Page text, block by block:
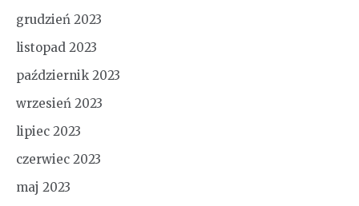
grudzień 2023
listopad 2023
październik 2023
wrzesień 2023
lipiec 2023
czerwiec 2023
maj 2023